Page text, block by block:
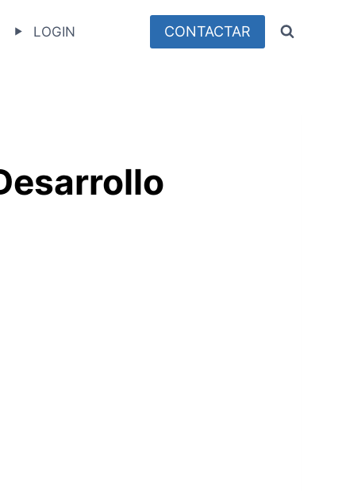
LOGIN CONTACTAR